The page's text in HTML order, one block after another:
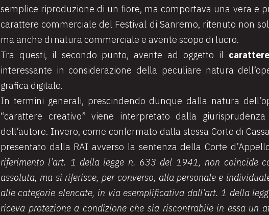
semplice riproduzione di un fiore, ma comportava una vera e
carattere commerciale del Festival di Sanremo, ritenuto non
ma anche di natura commerciale e avente scopo di lucro.
Tra questi, il secondo punto, avente ad oggetto il
interessante in considerazione della peculiare natura
grafica digitale.
In termini generali, prescindendo dunque dalla natura
“carattere creativo” viene interpretato dalla
dell’autore. Invero, come confermato dalla stessa Corte di
presentato dalla RAI avverso la sentenza della Corte
riferimento l’art. 1 della legge n. 633 del 1941, non coincide
assoluta, ma si riferisce, per converso, alla personale e
alle categorie elencate, in via esemplificativa dall’art. 1 della
riceva protezione a condizione che sia riscontrabile in essa un